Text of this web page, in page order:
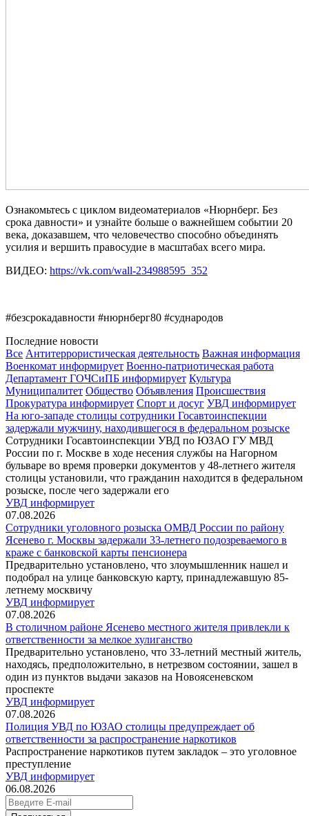
Ознакомьтесь с циклом видеоматериалов «Нюрнберг. Без
срока давности» и узнайте больше о важнейшем событии 20
века, доказавшем, что человечество способно объединять
усилия и вершить правосудие в масштабах всего мира.
ВИДЕО: https://vk.com/wall-234988595_352
#безсрокадавности #нюрнберг80 #суднародов
Последние новости
Все Антитеррористическая деятельность Важная информация
Военкомат информирует Военно-патриотическая работа
Департамент ГОЧСиПБ информирует Культура
Муниципалитет Общество Объявления Происшествия
Прокуратура информирует Спорт и досуг УВД информирует
На юго-западе столицы сотрудники Госавтоинспекции
задержали мужчину, находившегося в федеральном розыске
Сотрудники Госавтоинспекции УВД по ЮЗАО ГУ МВД
России по г. Москве в ходе несения службы на Нагорном
бульваре во время проверки документов у 48-летнего жителя
столицы установили, что гражданин находится в федеральном
розыске, после чего задержали его
УВД информирует
07.08.2026
Сотрудники уголовного розыска ОМВД России по району
Ясенево г. Москвы задержали 33-летнего подозреваемого в
краже с банковской карты пенсионера
Предварительно установлено, что злоумышленник нашел и
подобрал на улице банковскую карту, принадлежавшую 85-
летнему москвичу
УВД информирует
07.08.2026
В столичном районе Ясенево местного жителя привлекли к
ответственности за мелкое хулиганство
Предварительно установлено, что 33-летний местный житель,
находясь, предположительно, в нетрезвом состоянии, зашел в
один из пунктов выдачи заказов на Новоясеневском
проспекте
УВД информирует
07.08.2026
Полиция УВД по ЮЗАО столицы предупреждает об
ответственности за распространение наркотиков
Распространение наркотиков путем закладок – это уголовное
преступление
УВД информирует
06.08.2026